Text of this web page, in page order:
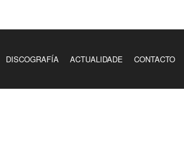
DISCOGRAFÍA ACTUALIDADE CONTACTO